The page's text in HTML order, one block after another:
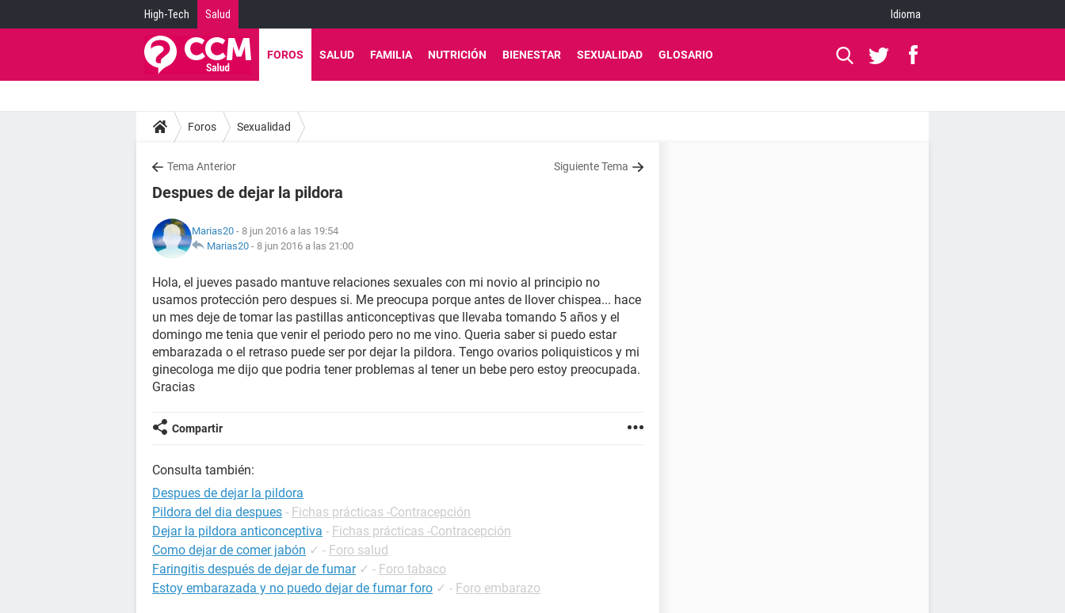
High-Tech Salud Idioma
FOROS SALUD FAMILIA NUTRICIÓN BIENESTAR SEXUALIDAD GLOSARIO
Foros Sexualidad
Tema Anterior Siguiente Tema
Despues de dejar la pildora
Marias20 - 8 jun 2016 a las 19:54
Marias20 - 8 jun 2016 a las 21:00
Hola, el jueves pasado mantuve relaciones sexuales con mi novio al principio no
usamos protección pero despues si. Me preocupa porque antes de llover chispea... hace
un mes deje de tomar las pastillas anticonceptivas que llevaba tomando 5 años y el
domingo me tenia que venir el periodo pero no me vino. Queria saber si puedo estar
embarazada o el retraso puede ser por dejar la pildora. Tengo ovarios poliquisticos y mi
ginecologa me dijo que podria tener problemas al tener un bebe pero estoy preocupada.
Gracias
Compartir
Consulta también:
Despues de dejar la pildora
Pildora del dia despues - Fichas prácticas -Contracepción
Dejar la pildora anticonceptiva - Fichas prácticas -Contracepción
Como dejar de comer jabón ✓ - Foro salud
Faringitis después de dejar de fumar ✓ - Foro tabaco
Estoy embarazada y no puedo dejar de fumar foro ✓ - Foro embarazo